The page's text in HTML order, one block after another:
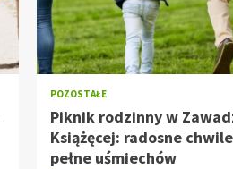
POZOSTAŁE
Piknik rodzinny w
Książęcej: radosne chwile
pełne uśmiechów